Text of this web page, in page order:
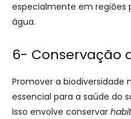
especialmente em regiões
água.
6- Conservação
Promover a biodiversidade
essencial para a saúde do
Isso envolve conservar